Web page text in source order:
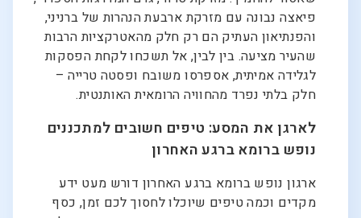
פיאצה נבונה עם מזרקת ארבעת הנהרות של ברניני,
והפנתיאון העתיק הם רק חלק מהאטרקציות הרבות
שהעיר מציעה. בין לבין, אל תשכחו לקחת הפסקות
לגלידה אמיתית, אספרסו משובח ופסטה טרייה –
חלק בלתי נפרד מהחוויה הרומאית האותנטית.
לארגן את המסע: טיפים חשובים למתכננים
נופש ברומא ברגע האחרון
ארגון נופש ברומא ברגע האחרון דורש מעט ידע
מקדים וכמה טיפים שיוכלו לחסוך לכם זמן, כסף